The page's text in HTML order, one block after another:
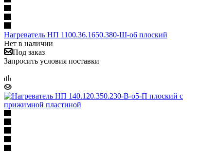
Нагреватель НП 1100.36.1650.380-Ш-о6 плоский
Нет в наличии
Под заказ
Запросить условия поставки